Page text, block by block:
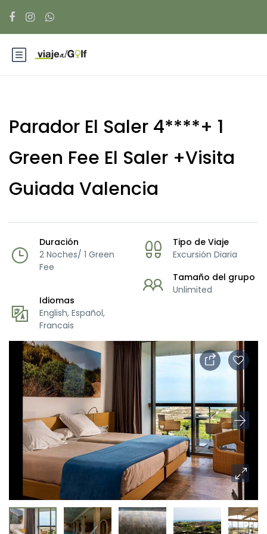
Parador El Saler 4****+ 1
Green Fee El Saler +Visita
Guiada Valencia
Duración
2 Noches/ 1 Green
Fee
Tipo de Viaje
Excursión Diaria
Tamaño del grupo
Unlimited
Idiomas
English, Español,
Francais